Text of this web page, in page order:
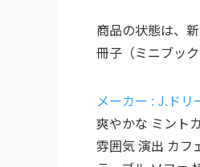
商品の状態は、
冊子（ミニブッ
メーカー : J.ドリ
爽やかな ミント
雰囲気 演出 カフ